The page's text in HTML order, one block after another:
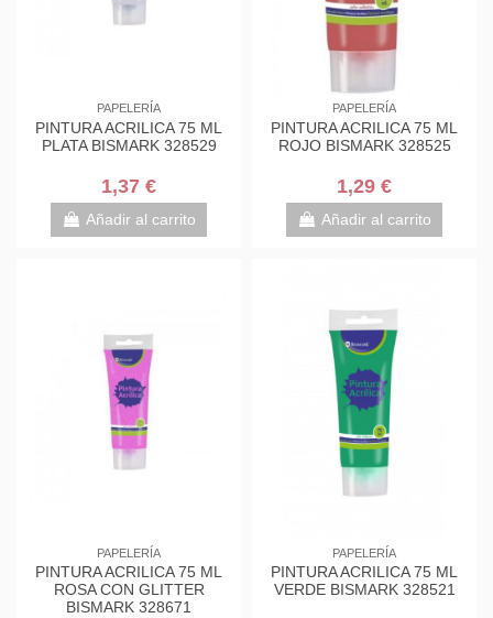
PAPELERÍA
PINTURA ACRILICA 75 ML
PLATA BISMARK 328529
1,37 €
Añadir al carrito
PAPELERÍA
PINTURA ACRILICA 75 ML
ROJO BISMARK 328525
1,29 €
Añadir al carrito
PAPELERÍA
PINTURA ACRILICA 75 ML
ROSA CON GLITTER
BISMARK 328671
PAPELERÍA
PINTURA ACRILICA 75 ML
VERDE BISMARK 328521